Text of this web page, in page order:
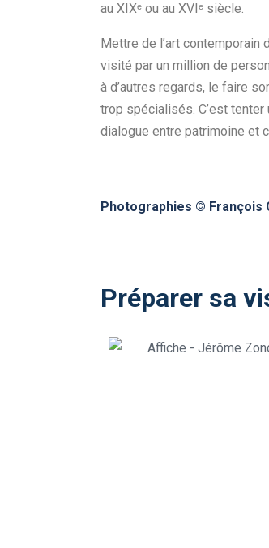
au XIXᵉ ou au XVIᵉ siècle.
Mettre de l’art contemporain
visité par un million de
à d’autres regards, le faire
trop spécialisés. C’est tenter
dialogue entre patrimoine et
Photographies © François
Préparer sa